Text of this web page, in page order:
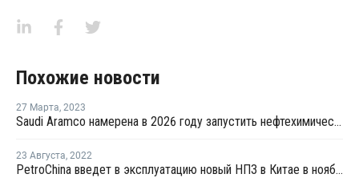
Похожие новости
27 Марта, 2023
Saudi Aramco намерена в 2026 году запустить нефтехимический комплекс в Китае
23 Августа, 2022
PetroChina введет в эксплуатацию новый НПЗ в Китае в ноябре